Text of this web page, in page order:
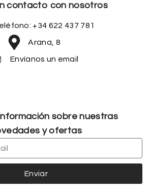
contacto con nosotros
+34 622 437 781
Arana, 8
Envíanos un email
sobre nuestras
y ofertas
Enviar